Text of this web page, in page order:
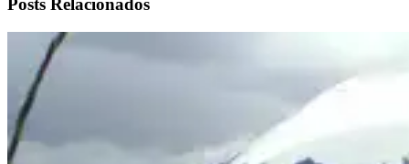
Posts Relacionados